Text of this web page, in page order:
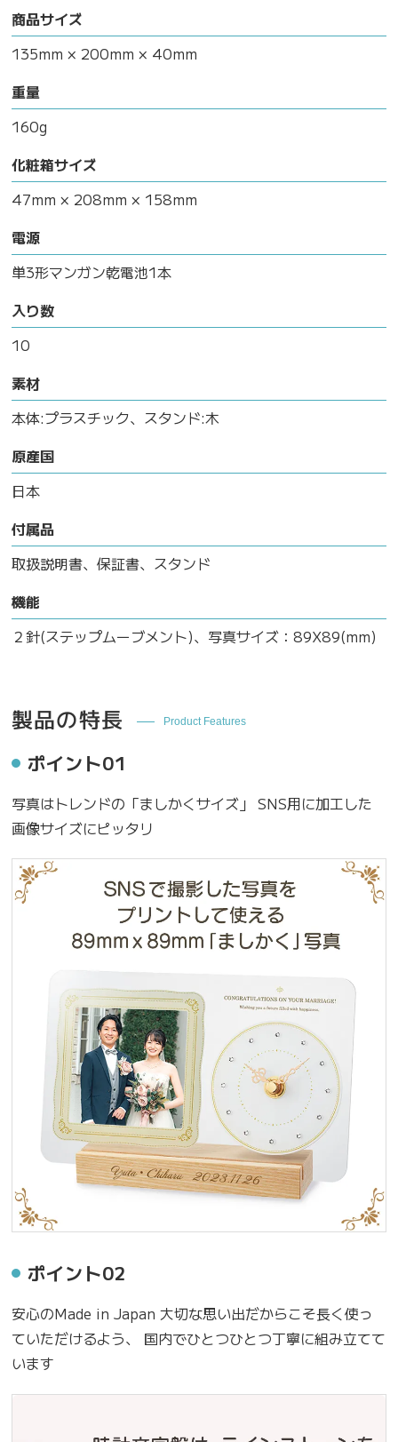
商品サイズ
135mm × 200mm × 40mm
重量
160g
化粧箱サイズ
47mm × 208mm × 158mm
電源
単3形マンガン乾電池1本
入り数
10
素材
本体:プラスチック、スタンド:木
原産国
日本
付属品
取扱説明書、保証書、スタンド
機能
２針(ステップムーブメント)、写真サイズ：89X89(mm)
製品の特長 Product Features
ポイント01
写真はトレンドの「ましかくサイズ」 SNS用に加工した
画像サイズにピッタリ
ポイント02
安心のMade in Japan 大切な思い出だからこそ長く使っ
ていただけるよう、 国内でひとつひとつ丁寧に組み立てて
います